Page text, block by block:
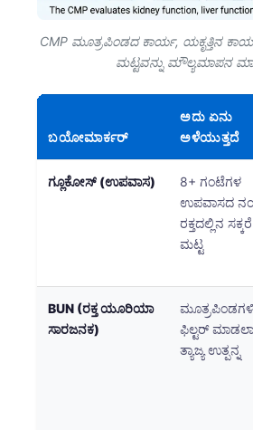
CMP ಮೂತ್ರಪಿಂಡದ ಕಾರ್ಯ, ಯಕೃತ್ತಿನ ಕಾರ್ಯ
ಮಟ್ಟವನ್ನು ಮೌಲ್ಯಮಾಪನ
ಬಯೋಮಾರ್ಕರ್
ಅದು ಏನು
ಅಳೆಯುತ್ತದೆ
ಗ್ಲೂಕೋಸ್ (ಉಪವಾಸ)
8+ ಗಂಟೆಗಳ
ಉಪವಾಸದ
ರಕ್ತದಲ್ಲಿನ ಸಕ್ಕರೆ
ಮಟ್ಟ
BUN (ರಕ್ತ ಯೂರಿಯಾ
ಸಾರಜನಕ)
ಫಿಲ್ಟರ್
ತ್ಯಾಜ್ಯ ಉತ್ಪನ್ನ